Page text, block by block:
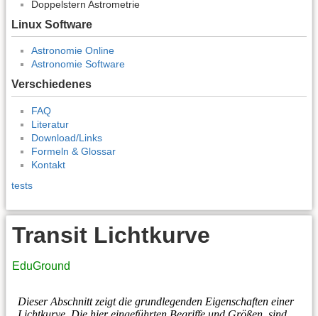
Doppelstern Astrometrie
Linux Software
Astronomie Online
Astronomie Software
Verschiedenes
FAQ
Literatur
Download/Links
Formeln & Glossar
Kontakt
tests
Transit Lichtkurve
EduGround